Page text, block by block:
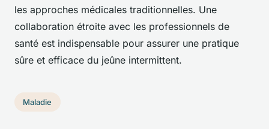
les approches médicales traditionnelles. Une
collaboration étroite avec les professionnels de
santé est indispensable pour assurer une pratique
sûre et efficace du jeûne intermittent.
Maladie